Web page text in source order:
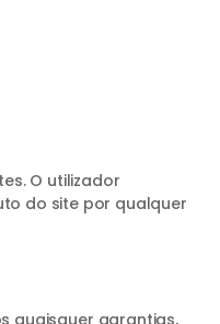
O utilizador
do site por qualquer